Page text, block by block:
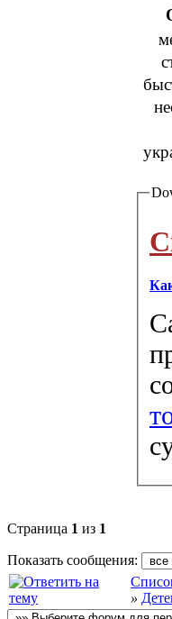
Страница 1 из 1
Показать сообщения:
»